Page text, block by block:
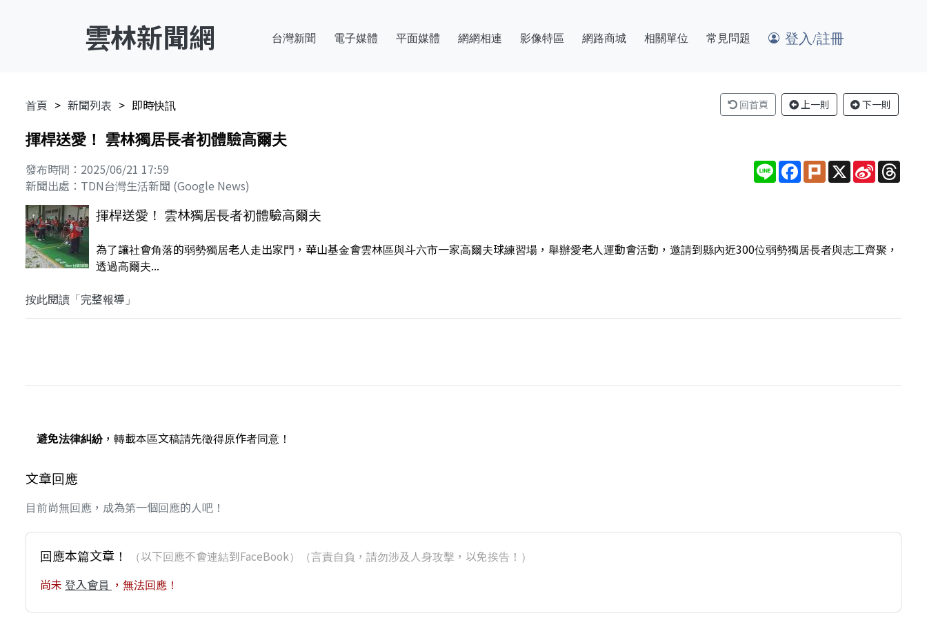
雲林新聞網 台灣新聞 電子媒體 平面媒體 網網相連 影像特區 網路商城 相關單位 常見問題 登入/註冊
首頁 新聞列表 即時快訊 回首頁 上一則 下一則
揮桿送愛！ 雲林獨居長者初體驗高爾夫
發布時間：2025/06/21 17:59
新聞出處：TDN台灣生活新聞 (Google News)
Line Facebook
PlurkX Sina
Weibo
揮桿送愛！ 雲林獨居長者初體驗高爾夫
為了讓社會角落的弱勢獨居老人走出家門，華山基金會雲林區與斗六市一家高爾夫球練習場，舉辦愛老人運動會活動，邀請到縣內近300位弱勢獨居長者與志工齊聚，
透過高爾夫...
按此閱讀「完整報導」
避免法律糾紛，轉載本區文稿請先徵得原作者同意！
文章回應
目前尚無回應，成為第一個回應的人吧！
回應本篇文章！ （以下回應不會連結到FaceBook）（言責自負，請勿涉及人身攻擊，以免挨告！）
尚未 登入會員 ，無法回應！